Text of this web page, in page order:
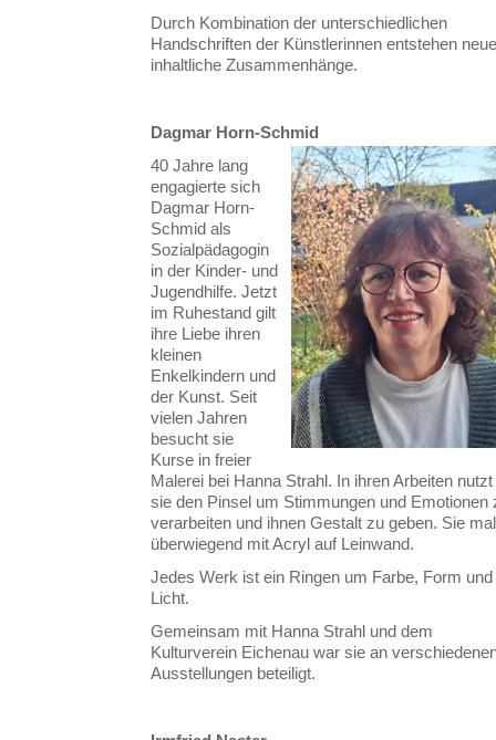
Durch Kombination der unterschiedlichen
Handschriften der Künstlerinnen entstehen neue
inhaltliche Zusammenhänge.
Dagmar Horn-Schmid
40 Jahre lang
engagierte sich
Dagmar Horn-
Schmid als
Sozialpädagogin
in der Kinder- und
Jugendhilfe. Jetzt
im Ruhestand gilt
ihre Liebe ihren
kleinen
Enkelkindern und
der Kunst. Seit
vielen Jahren
besucht sie
Kurse in freier
Malerei bei Hanna Strahl. In ihren Arbeiten nutzt
sie den Pinsel um Stimmungen und Emotionen
verarbeiten und ihnen Gestalt zu geben. Sie
überwiegend mit Acryl auf Leinwand.
Jedes Werk ist ein Ringen um Farbe, Form und
Licht.
Gemeinsam mit Hanna Strahl und dem
Kulturverein Eichenau war sie an
Ausstellungen beteiligt.